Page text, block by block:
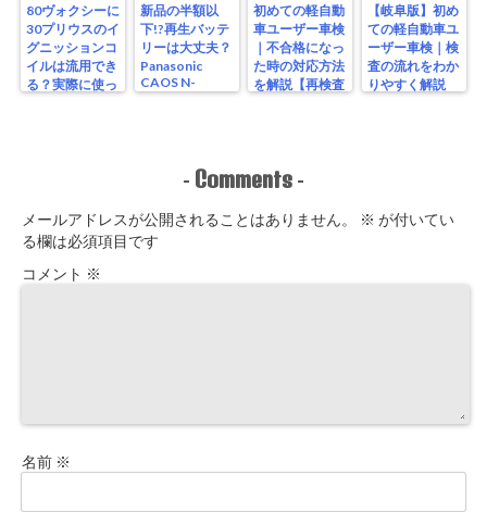
80ヴォクシーに
30プリウスのイ
グニッションコ
イルは流用でき
る？実際に使っ
新品の半額以
下!?再生バッテ
リーは大丈夫？
Panasonic
CAOS N-
S115/A4を実測
初めての軽自動
車ユーザー車検
｜不合格になっ
た時の対応方法
を解説【再検査
【岐阜版】初め
ての軽自動車ユ
ーザー車検｜検
査の流れをわか
りやすく解説
- Comments -
メールアドレスが公開されることはありません。 ※ が付いてい
る欄は必須項目です
コメント ※
名前 ※